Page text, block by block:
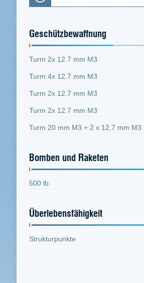
Geschützbewaffnung
Turm 2x 12.7 mm M3
Turm 4x 12.7 mm M3
Turm 2x 12.7 mm M3
Turm 2x 12.7 mm M3
Turm 20 mm M3 + 2 x 12,7 mm M3
Bomben und Raketen
500 lb
Überlebensfähigkeit
Strukturpunkte